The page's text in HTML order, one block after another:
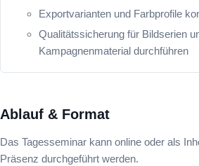
Exportvarianten und Farbprofile
Qualitätssicherung für Bildserien
Kampagnenmaterial durchführen
Ablauf & Format
Das Tagesseminar kann online oder als
Präsenz durchgeführt werden.